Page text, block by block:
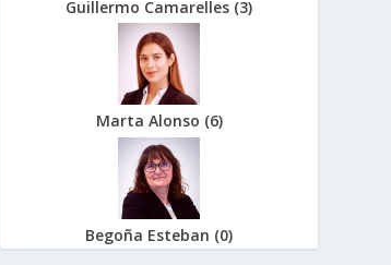
Guillermo Camarelles (3)
Marta Alonso (6)
Begoña Esteban (0)